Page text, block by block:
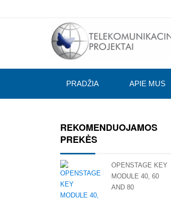
PRADŽIA APIE MUS
REKOMENDUOJAMOS
PREKĖS
OPENSTAGE KEY
MODULE 40, 60
AND 80